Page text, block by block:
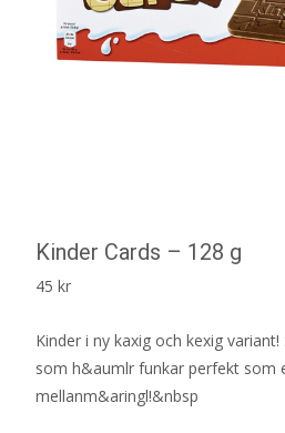
Kinder Cards – 128 g
45 kr
Kinder i ny kaxig och kexig
som h&aumlr funkar perfekt som
mellanm&aringl!&nbsp